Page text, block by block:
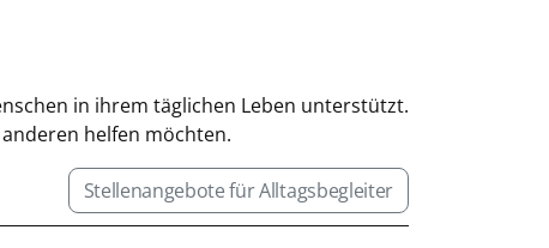
in ihrem täglichen Leben unterstützt.
helfen möchten.
Stellenangebote für Alltagsbegleiter